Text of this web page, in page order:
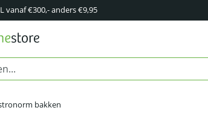
vanaf €300,- anders €9,95
bakken